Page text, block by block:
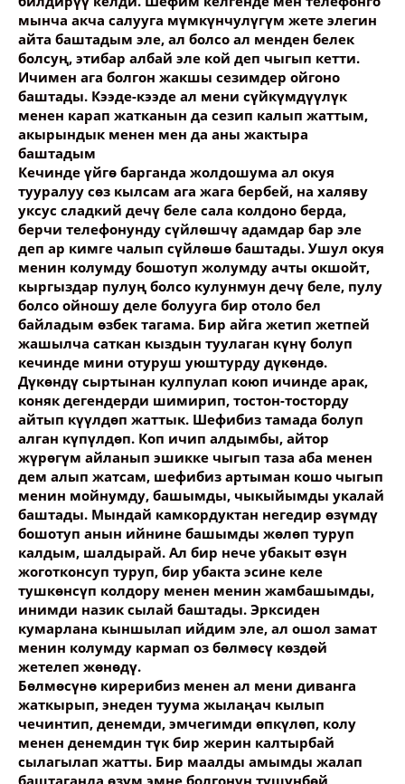
мынча акча салууга мүмкүнчулүгүм жете элегин
айта баштадым эле, ал болсо ал менден белек
болсуң, этибар албай эле кой деп чыгып кетти.
Ичимен ага болгон жакшы сезимдер ойгоно
баштады. Кээде-кээде ал мени сүйкүмдүүлүк
менен карап жатканын да сезип калып жаттым,
акырындык менен мен да аны жактыра
баштадым
Кечинде үйгө барганда жолдошума ал окуя
тууралуу сөз кылсам ага жага бербей, на халяву
уксус сладкий дечү беле сала колдоно берда,
берчи телефонунду сүйлөшчү адамдар бар эле
деп ар кимге чалып сүйлөшө баштады. Ушул окуя
менин колумду бошотуп жолумду ачты окшойт,
кыргыздар пулуң болсо кулунмун дечү беле, пулу
болсо ойношу деле болууга бир отоло бел
байладым өзбек тагама. Бир айга жетип жетпей
жашылча саткан кыздын туулаган күнү болуп
кечинде мини отуруш уюштурду дүкөндө.
Дүкөндү сыртынан кулпулап коюп ичинде арак,
коняк дегендерди шимирип, тостон-тосторду
айтып күүлдөп жаттык. Шефибиз тамада болуп
алган күпүлдөп. Коп ичип алдымбы, айтор
жүрөгүм айланып эшикке чыгып таза аба менен
дем алып жатсам, шефибиз артыман кошо чыгып
менин мойнумду, башымды, чыкыйымды укалай
баштады. Мындай камкордуктан негедир өзүмдү
бошотуп анын ийнине башымды жөлөп туруп
калдым, шалдырай. Ал бир нече убакыт өзүн
жоготконсуп туруп, бир убакта эсине келе
тушкөнсүп колдору менен менин жамбашымды,
инимди назик сылай баштады. Эрксиден
кумарлана кыншылап ийдим эле, ал ошол замат
менин колумду кармап оз бөлмөсү көздөй
жетелеп жөнөдү.
Бөлмөсүнө кирерибиз менен ал мени диванга
жаткырып, энеден туума жылаңач кылып
чечинтип, денемди, эмчегимди өпкүлөп, колу
менен денемдин түк бир жерин калтырбай
сылагылап жатты. Бир маалды амымды жалап
баштаганда өзүм эмне болгонун түшүнбөй